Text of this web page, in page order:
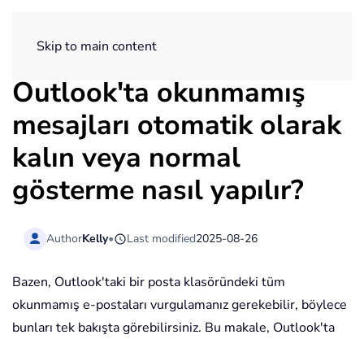
Skip to main content
Outlook'ta okunmamış
mesajları otomatik olarak
kalın veya normal
gösterme nasıl yapılır?
AuthorKelly• Last modified2025-08-26
Bazen, Outlook'taki bir posta klasöründeki tüm
okunmamış e-postaları vurgulamanız gerekebilir, böylece
bunları tek bakışta görebilirsiniz. Bu makale, Outlook'ta